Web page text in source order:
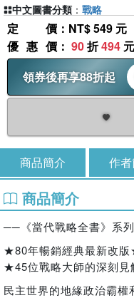
定價 ：NT$ 549 元
優惠價 ： 90折494 元
領券後再享88折起
中文圖書分類 ： 戰略
商品簡介 作
商品簡介
──《當代戰略全書》系
★80年暢銷經典最新改
★45位戰略大師的深刻
民主世界的地緣政治霸